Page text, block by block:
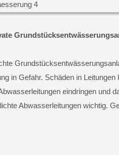
in Gefahr. Schäden in
eindringen und
Abwasserleitungen wichtig.